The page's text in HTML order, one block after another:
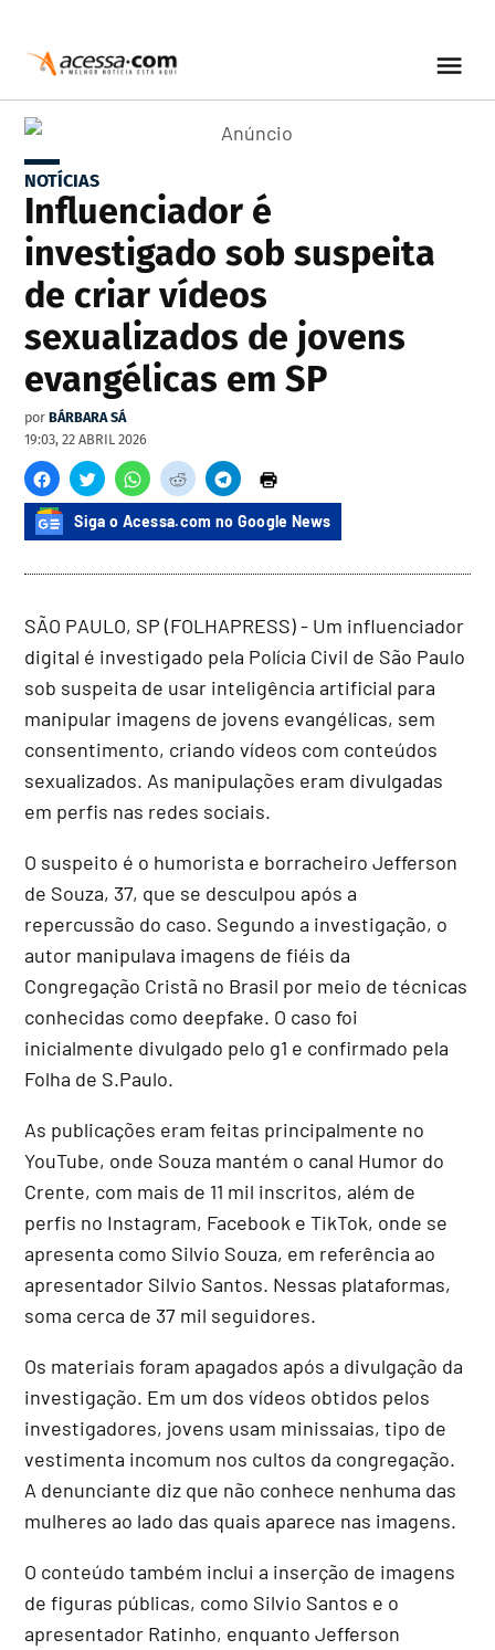
NOTÍCIAS
Influenciador é
investigado sob suspeita
de criar vídeos
sexualizados de jovens
evangélicas em SP
por BÁRBARA SÁ
19:03, 22 ABRIL 2026
Siga o Acessa.com no Google News
SÃO PAULO, SP (FOLHAPRESS) - Um influenciador
digital é investigado pela Polícia Civil de São Paulo
sob suspeita de usar inteligência artificial para
manipular imagens de jovens evangélicas, sem
consentimento, criando vídeos com conteúdos
sexualizados. As manipulações eram divulgadas
em perfis nas redes sociais.
O suspeito é o humorista e borracheiro Jefferson
de Souza, 37, que se desculpou após a
repercussão do caso. Segundo a investigação, o
autor manipulava imagens de fiéis da
Congregação Cristã no Brasil por meio de técnicas
conhecidas como deepfake. O caso foi
inicialmente divulgado pelo g1 e confirmado pela
Folha de S.Paulo.
As publicações eram feitas principalmente no
YouTube, onde Souza mantém o canal Humor do
Crente, com mais de 11 mil inscritos, além de
perfis no Instagram, Facebook e TikTok, onde se
apresenta como Silvio Souza, em referência ao
apresentador Silvio Santos. Nessas plataformas,
soma cerca de 37 mil seguidores.
Os materiais foram apagados após a divulgação da
investigação. Em um dos vídeos obtidos pelos
investigadores, jovens usam minissaias, tipo de
vestimenta incomum nos cultos da congregação.
A denunciante diz que não conhece nenhuma das
mulheres ao lado das quais aparece nas imagens.
O conteúdo também inclui a inserção de imagens
de figuras públicas, como Silvio Santos e o
apresentador Ratinho, enquanto Jefferson